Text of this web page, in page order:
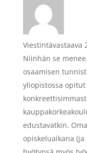
Viestintävastaava
Niinhän se
osaamisen
yliopistossa
edustavatkin.
opiskeluaikana